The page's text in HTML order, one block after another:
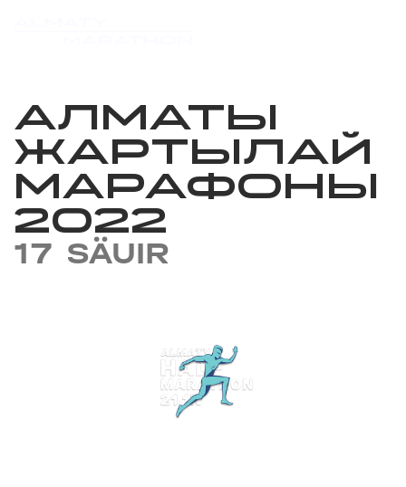
АЛМАТЫ
ЖАРТЫЛАЙ
МАРАФОНЫ
2022
17 SÄUIR